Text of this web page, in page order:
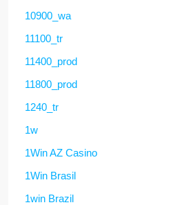
10900_wa
11100_tr
11400_prod
11800_prod
1240_tr
1w
1Win AZ Casino
1Win Brasil
1win Brazil